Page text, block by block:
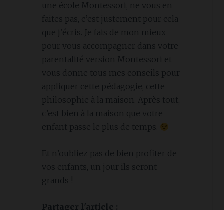
une école Montessori, ne vous en
faites pas, c’est justement pour cela
que j’écris. Je fais de mon mieux
pour vous accompagner dans votre
parentalité version Montessori et
vous donne tous mes conseils pour
appliquer cette pédagogie, cette
philosophie à la maison. Après tout,
c’est bien à la maison que votre
enfant passe le plus de temps.
Et n’oubliez pas de bien profiter de
vos enfants, un jour ils seront
grands !
Partager l'article :